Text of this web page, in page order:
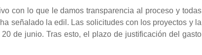
con lo que le damos transparencia al proceso y todas
señalado la edil. Las solicitudes con los proyectos y la
de junio. Tras esto, el plazo de justificación del gasto